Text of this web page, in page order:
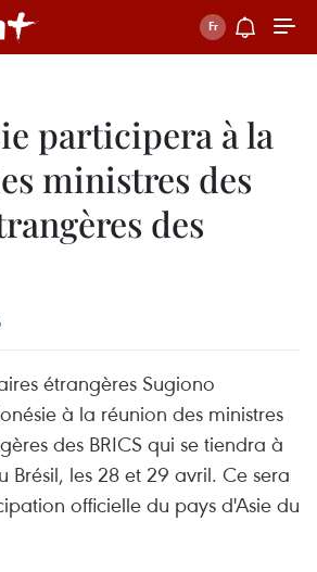
participera à la
ministres des
des
étrangères Sugiono
à la réunion des ministres
des BRICS qui se tiendra à
Brésil, les 28 et 29 avril. Ce sera
officielle du pays d'Asie du